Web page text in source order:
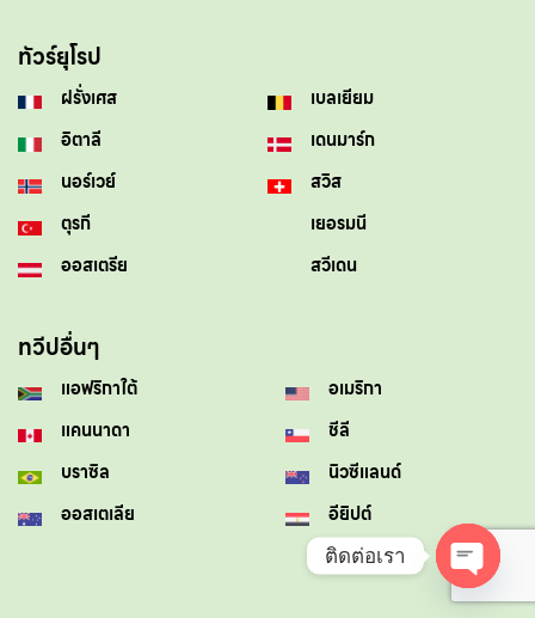
ทัวร์ยุโรป
ฝรั่งเศส
อิตาลี
นอร์เวย์
ตุรกี
ออสเตรีย
เบลเยียม
เดนมาร์ก
สวิส
เยอรมนี
สวีเดน
ทวีปอื่นๆ
แอฟริกาใต้
แคนนาดา
บราซิล
ออสเตเลีย
อเมริกา
ชีลี
นิวซีแลนด์
อียิปต์
ติดต่อเรา
OPEN